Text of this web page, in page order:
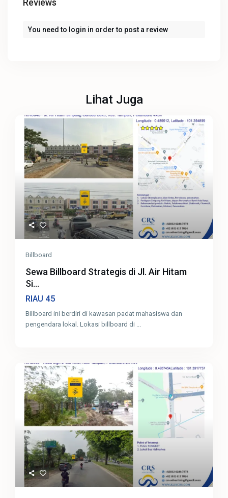
Reviews
You need to login in order to post a review
Lihat Juga
Billboard
Sewa Billboard Strategis di Jl. Air Hitam
Si...
RIAU 45
Billboard ini berdiri di kawasan padat mahasiswa dan
pengendara lokal. Lokasi billboard di ...